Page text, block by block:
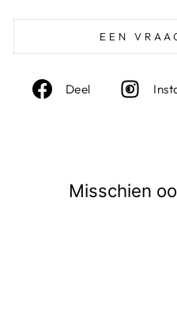
EEN
Deel
Deel
Misschien